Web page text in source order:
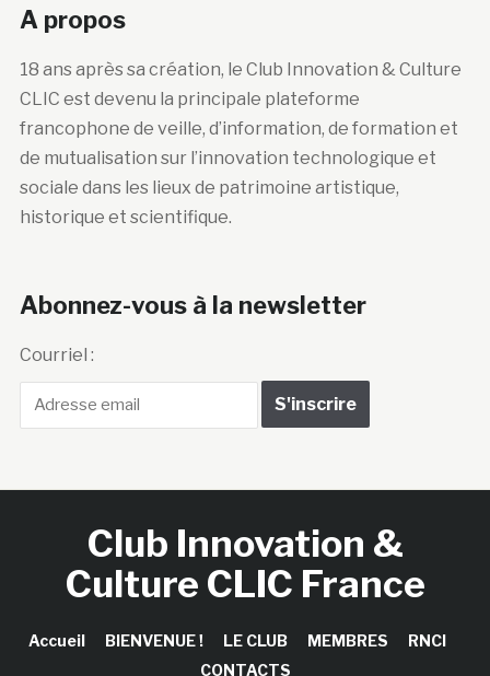
A propos
18 ans après sa création, le Club Innovation & Culture
CLIC est devenu la principale plateforme
francophone de veille, d’information, de formation et
de mutualisation sur l’innovation technologique et
sociale dans les lieux de patrimoine artistique,
historique et scientifique.
Abonnez-vous à la newsletter
Courriel :
Club Innovation &
Culture CLIC France
Accueil BIENVENUE ! LE CLUB MEMBRES
RNCI
CONTACTS